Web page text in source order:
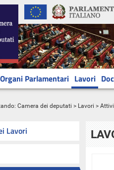
Organi Parlamentari Lavori
Camera dei deputati > Lavori >
Lavori